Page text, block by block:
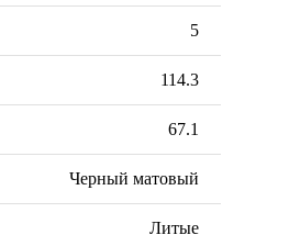
5
114.3
67.1
Черный матовый
Литые